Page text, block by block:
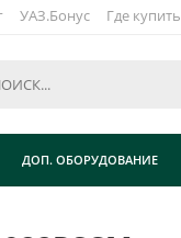
УАЗ.Бонус Где купить
ДОП. ОБОРУДОВАНИЕ